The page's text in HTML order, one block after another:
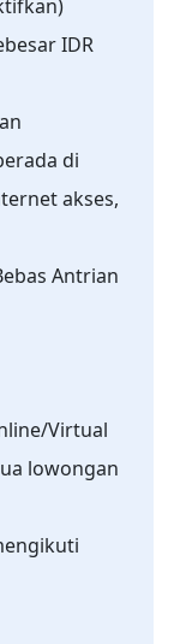
IDR
di
akses,
Antrian
Virtual
lowongan